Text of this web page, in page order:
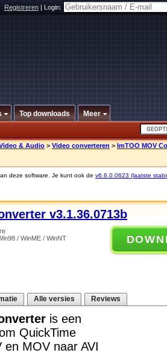
Registreren|Login:
Top downloads Meer
& Audio > Video converteren > ImTOO MOV
deze software. Je kunt ook de v6.6.0.0623 (laatste
v3.1.36.0713b
/ WinME / WinNT
Alle versies Reviews
is een
QuickTime
MOV naar AVI